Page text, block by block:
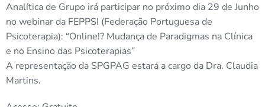
Analítica de Grupo irá participar no próximo dia 29 de Junho
no webinar da FEPPSI (Federação Portuguesa de
Psicoterapia): “Online!? Mudança de Paradigmas na Clínica
e no Ensino das Psicoterapias”
A representação da SPGPAG estará a cargo da Dra. Claudia
Martins.